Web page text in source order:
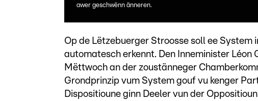
awer geschwënn änneren.
Op de Lëtzebuerger Stroosse soll ee
automatesch erkennt. Den Inneminister Léon
Mëttwoch an der zoustänneger
Grondprinzip vum System gouf vu kenger
Dispositioune ginn Deeler vun der